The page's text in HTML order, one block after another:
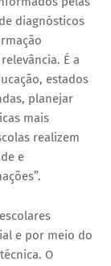
diagnósticos
É a
estados
planejar
mais
realizem
e
e por meio do
O